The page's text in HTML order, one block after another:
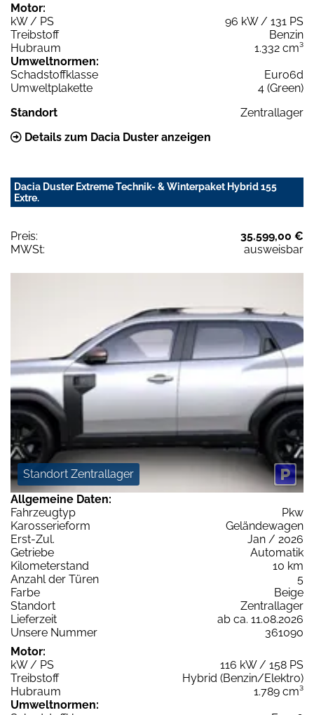
Motor:
kW / PS
96 kW / 131 PS
Treibstoff
Benzin
Hubraum
1.332 cm³
Umweltnormen:
Schadstoffklasse
Euro6d
Umweltplakette
4 (Green)
Standort
Zentrallager
Details zum Dacia Duster anzeigen
Dacia Duster Extreme Technik- & Winterpaket Hybrid 155
Extre.
Preis:
35.599,00 €
MWSt:
ausweisbar
Standort Zentrallager
Allgemeine Daten:
Fahrzeugtyp
Pkw
Karosserieform
Geländewagen
Erst-Zul.
Jan / 2026
Getriebe
Automatik
Kilometerstand
10 km
Anzahl der Türen
5
Farbe
Beige
Standort
Zentrallager
Lieferzeit
ab ca. 11.08.2026
Unsere Nummer
361090
Motor:
kW / PS
116 kW / 158 PS
Treibstoff
Hybrid (Benzin/Elektro)
Hubraum
1.789 cm³
Umweltnormen: